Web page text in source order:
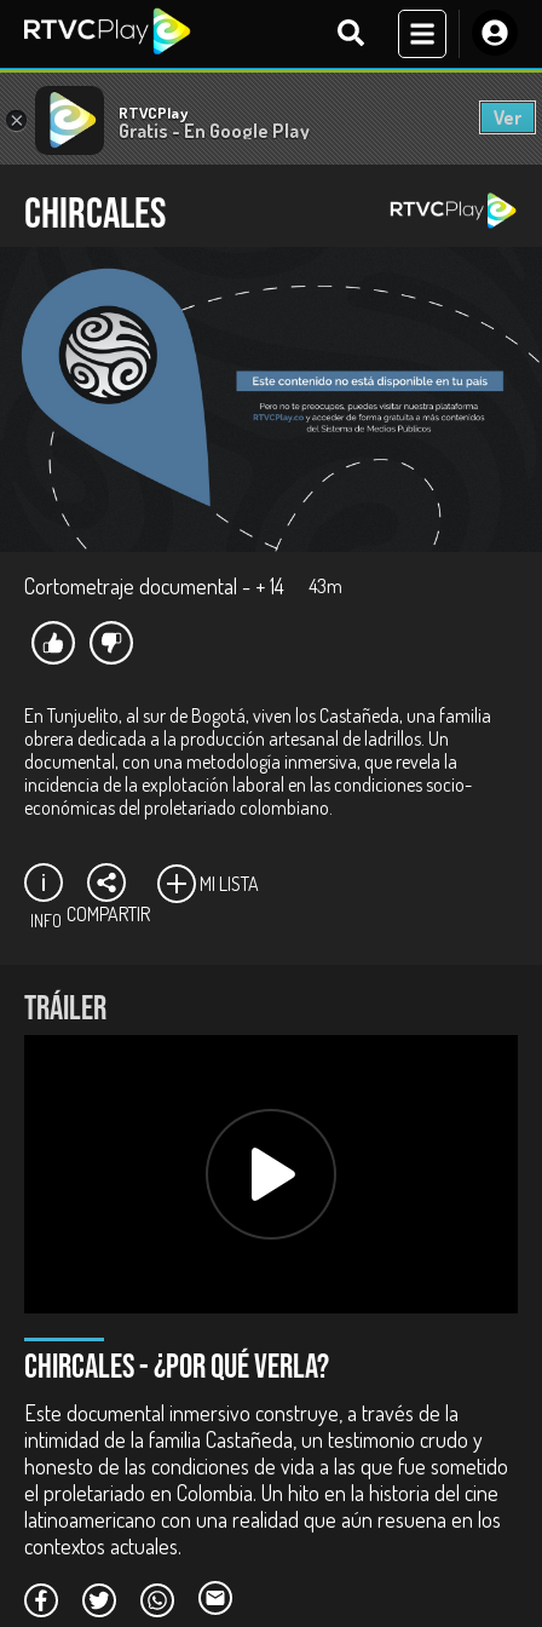
× RTVCPlay
Gratis - En Google Play
Ver
Chircales
Cortometraje documental - + 14 43m
En Tunjuelito, al sur de Bogotá, viven los Castañeda, una familia
obrera dedicada a la producción artesanal de ladrillos. Un
documental, con una metodología inmersiva, que revela la
incidencia de la explotación laboral en las condiciones socio-
económicas del proletariado colombiano.
INFO COMPARTIR
MI LISTA
Directores:
Productores:Marta Rodríguez, Jorge Silva.
Familia Castañeda.
Marta Rodríguez, Jorge Silva.
Dirección de fotografía:
Jorge Silva.
Jorge Silva.
Mejor Documental Colombiano. Muestra Internacional de Cine
sobre problemática social Urbana organizado por la Sociedad
Premios internacionales:
Premio Paloma de Oro, Mejor film. Festival Internacional de Cine
de Leipzig. Alemania.
Premio Fipresci, Mejor film. Federación Internacional de la
Crítica Cinematográfica. Múnich, Alemania.
Premio Evangelishenfilmcentrums. Festival Internacional de
Oberhausen. Alemania.
TRÁILER
CHIRCALES - ¿POR QUÉ VERLA?
Este documental inmersivo construye, a través de la
intimidad de la familia Castañeda, un testimonio crudo y
honesto de las condiciones de vida a las que fue sometido
el proletariado en Colombia. Un hito en la historia del cine
latinoamericano con una realidad que aún resuena en los
contextos actuales.